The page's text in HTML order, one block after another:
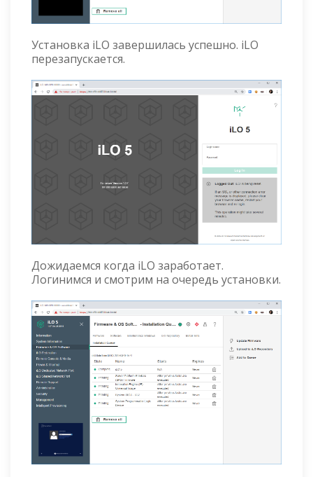
Установка iLO завершилась успешно. iLO
перезапускается.
Дожидаемся когда iLO заработает.
Логинимся и смотрим на очередь установки.